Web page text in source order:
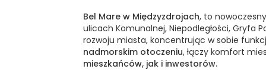
Bel Mare w Międzyzdrojach, to
ulicach Komunalnej, Niepodległości, Gryfa
rozwoju miasta, koncentrując w sobie
nadmorskim otoczeniu, łączy komfort
mieszkańców, jak i inwestorów.